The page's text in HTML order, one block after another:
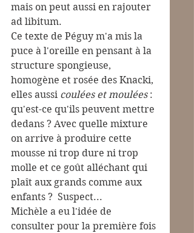
mais on peut aussi en rajouter
ad libitum.
Ce texte de Péguy m'a mis la
puce à l'oreille en pensant à la
structure spongieuse,
homogène et rosée des Knacki,
elles aussi coulées et moulées :
qu'est-ce qu'ils peuvent mettre
dedans ? Avec quelle mixture
on arrive à produire cette
mousse ni trop dure ni trop
molle et ce goût alléchant qui
plaît aux grands comme aux
enfants ?  Suspect...
Michèle a eu l'idée de
consulter pour la première fois